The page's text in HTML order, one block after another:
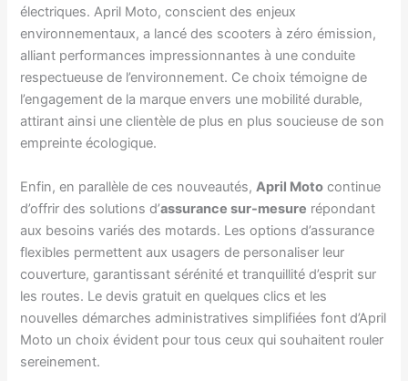
électriques. April Moto, conscient des enjeux
environnementaux, a lancé des scooters à zéro émission,
alliant performances impressionnantes à une conduite
respectueuse de l’environnement. Ce choix témoigne de
l’engagement de la marque envers une mobilité durable,
attirant ainsi une clientèle de plus en plus soucieuse de son
empreinte écologique.
Enfin, en parallèle de ces nouveautés, April Moto continue
d’offrir des solutions d’assurance sur-mesure répondant
aux besoins variés des motards. Les options d’assurance
flexibles permettent aux usagers de personaliser leur
couverture, garantissant sérénité et tranquillité d’esprit sur
les routes. Le devis gratuit en quelques clics et les
nouvelles démarches administratives simplifiées font d’April
Moto un choix évident pour tous ceux qui souhaitent rouler
sereinement.